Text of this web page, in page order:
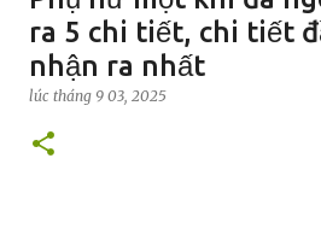
ra 5 chi tiết, chi tiết
nhận ra nhất
lúc tháng 9 03, 2025